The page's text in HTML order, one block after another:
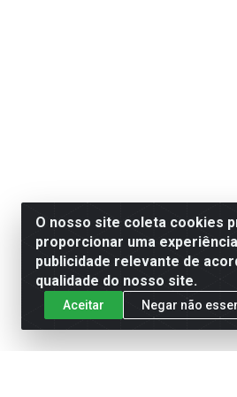
O nosso site coleta cookies
proporcionar uma
publicidade relevante de
qualidade do nosso site.
Aceitar Negar não